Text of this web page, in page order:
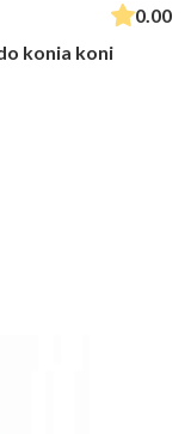
0.00
konia koni